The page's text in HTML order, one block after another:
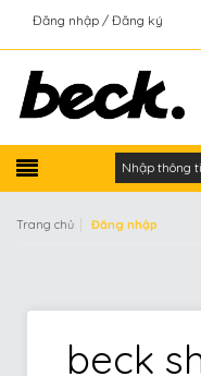
Đăng nhập Đăng ký
Trang chủ Đăng nhập
beck